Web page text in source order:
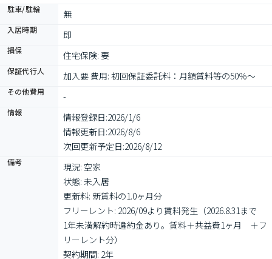
駐車/駐輪 無
入居時期 即
損保 住宅保険: 要
保証代行人 加入要 費用: 初回保証委託料：月額賃料等の50％～
その他費用 -
情報 情報登録日:2026/1/6
情報更新日:2026/8/6
次回更新予定日:2026/8/12
備考
現況: 空家
状態: 未入居
更新料: 新賃料の1.0ヶ月分
フリーレント: 2026/09より賃料発生（2026.8.31まで
1年未満解約時違約金あり。賃料＋共益費1ヶ月　＋フ
リーレント分）
契約期間: 2年